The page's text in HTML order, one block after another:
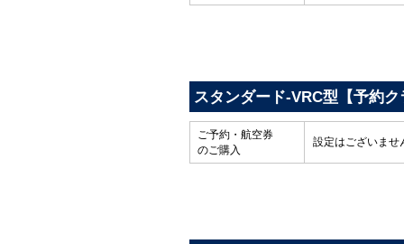
スタンダード-VRC型【予約
ご予約・航空券
のご購入
設定はございませ